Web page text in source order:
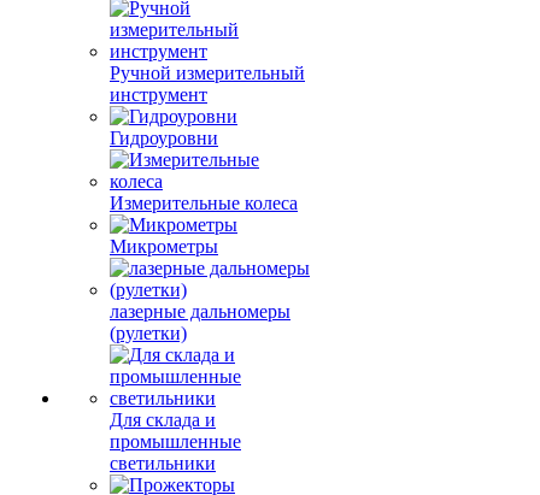
Ручной измерительный
инструмент
Гидроуровни
Измерительные колеса
Микрометры
лазерные дальномеры
(рулетки)
Для склада и
промышленные
светильники